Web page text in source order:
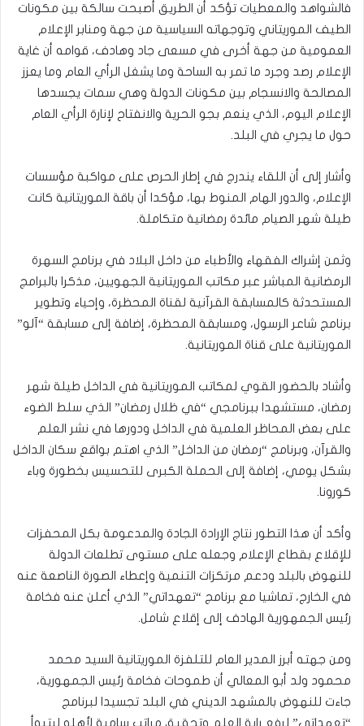
فالشواهد والمعطيات تؤكد أن الطريق أصبحت سالكة بين مكونات
الطيف الموريتاني وتوجهاته السياسية من جهة ومنابر الإعلام
العمومية من جهة أخرى في مسعى جاد وهادف، قوامه أن غاية
الإعلام رصد وجرد ما تمر به الساحة وما يشغل الرأي العام وما يعزز
المصالحة والانسجام بين مكونات الدولة وهي سمات يجسدها
الإعلام اليوم، الذي ينعم بجو الحرية والانفتاح لإنارة الرأي العام
حول ما يجري في البلد.
وأشار إلى أن اللقاء يندرج في إطار الحرص على مواكبة مؤسسات
الإعلام، والدور الهام المنوط بها، مؤكدا أن باقة الموريتانية كانت
طيلة شهر الصيام مائدة رمضانية متكاملة.
وثمن إشراك الفقهاء والأطباء من داخل البلاد في برنامج السهرة
الرمضانية المباشر عبر مكاتب الموريتانية الجهويين، مذكرا بالبرامج
المستحدثة كالمسابقة القرآنية لقناة المحظرة، وإحياء وتطوير
برنامج شاعر الرسول، ومسابقة المحظرة، إضافة إلى مسابقة “آلو”
الموريتانية على قناة الموريتانية.
وأشاد بالحضور القوي لمكاتب الموريتانية في الداخل طيلة شهر
رمضان، مستشهدا ببرنامجي “في ظلال رمضان” الذي سلط الضوء
على بعض المحاظر العلمية في الداخل ودورها في نشر العلم
والقرآن، وبرنامج “رمضان من الداخل” الذي اهتم بواقع سكان الداخل
بشكل يومي، إضافة إلى الحملة الكبرى للتحسيس بخطورة وباء
كورونا.
وأكد أن هذا التطور نتاج الإرادة الجادة والمدعومة بكل المحفزات
للإقلاع بقطاع الإعلام وجعله على مستوى تطلعات الدولة
للنهوض بالبلد ودعم مرتكزات التنمية وإعطاء الصورة الناصعة عنه
في الخارج، تماشيا مع برنامج “تعهداتي” الذي أعلن عنه فخامة
رئيس الجمهورية الهادف إلى إقلاع شامل.
ومن جهته أبرز المدير العام للتلفزة الموريتانية السيد محمد
محمود ولد أبو المعالي أن طموحات فخامة رئيس الجمهورية،
جاءت للنهوض بالمشهد الديني في البلد تجسيدا لبرنامج
“تعهداتي” لرفع راية العلم وتحقيق مراتب سامية لأهله ليتبوأ